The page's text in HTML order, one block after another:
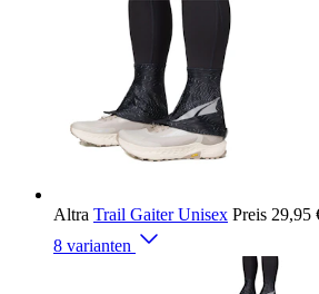
Altra Trail Gaiter Unisex Preis 29,95
8 varianten